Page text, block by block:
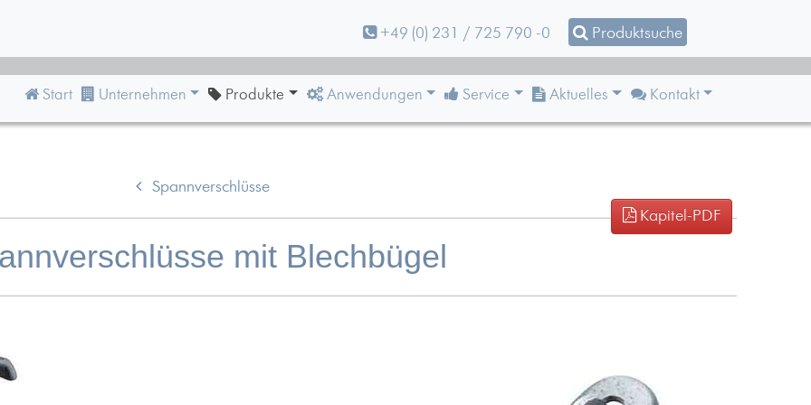
+49 (0) 231 / 725 790 -0 Produktsuche
Start Unternehmen Produkte Anwendungen Service Aktuelles Kontakt
Kapitel-PDF
Spannverschlüsse
mit Blechbügel